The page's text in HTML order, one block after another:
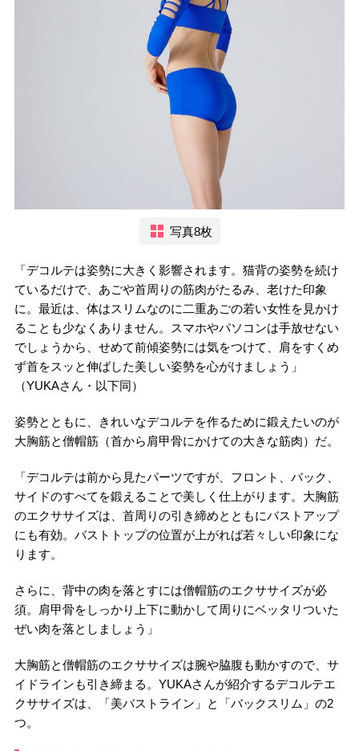
写真8枚
「デコルテは姿勢に大きく影響されます。猫背の姿勢を続け
ているだけで、あごや首周りの筋肉がたるみ、老けた印象
に。最近は、体はスリムなのに二重あごの若い女性を見かけ
ることも少なくありません。スマホやパソコンは手放せない
でしょうから、せめて前傾姿勢には気をつけて、肩をすくめ
ず首をスッと伸ばした美しい姿勢を心がけましょう」
（YUKAさん・以下同）
姿勢とともに、きれいなデコルテを作るために鍛えたいのが
大胸筋と僧帽筋（首から肩甲骨にかけての大きな筋肉）だ。
「デコルテは前から見たパーツですが、フロント、バック、
サイドのすべてを鍛えることで美しく仕上がります。大胸筋
のエクササイズは、首周りの引き締めとともにバストアップ
にも有効。バストトップの位置が上がれば若々しい印象にな
ります。
さらに、背中の肉を落とすには僧帽筋のエクササイズが必
須。肩甲骨をしっかり上下に動かして周りにベッタリついた
ぜい肉を落としましょう」
大胸筋と僧帽筋のエクササイズは腕や脇腹も動かすので、サ
イドラインも引き締まる。YUKAさんが紹介するデコルテエ
クササイズは、「美バストライン」と「バックスリム」の2
つ。